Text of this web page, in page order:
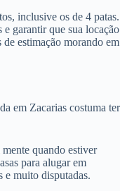
inclusive os de 4 patas.
e garantir que sua locação
estimação morando em
em Zacarias costuma ter
quando estiver
para alugar em
e muito disputadas.